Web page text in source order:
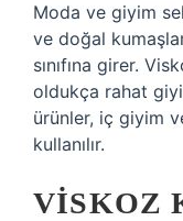
Moda ve giyim
ve doğal
sınıfına girer.
oldukça rahat
ürünler, iç giyim
kullanılır.
VISKOZ